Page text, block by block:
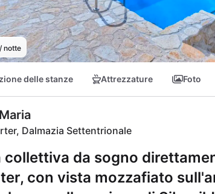
/ notte
delle stanze Attrezzature Foto
Dalmazia Settentrionale
collettiva da sogno
con vista mozzafiato